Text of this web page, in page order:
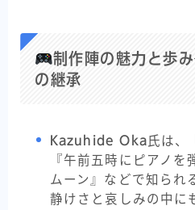
制作陣の魅力と歩
の継承
Kazuhide Oka 氏は、
『午前五時にピアノを
ムーン』などで知られ
静けさと哀しみの中に